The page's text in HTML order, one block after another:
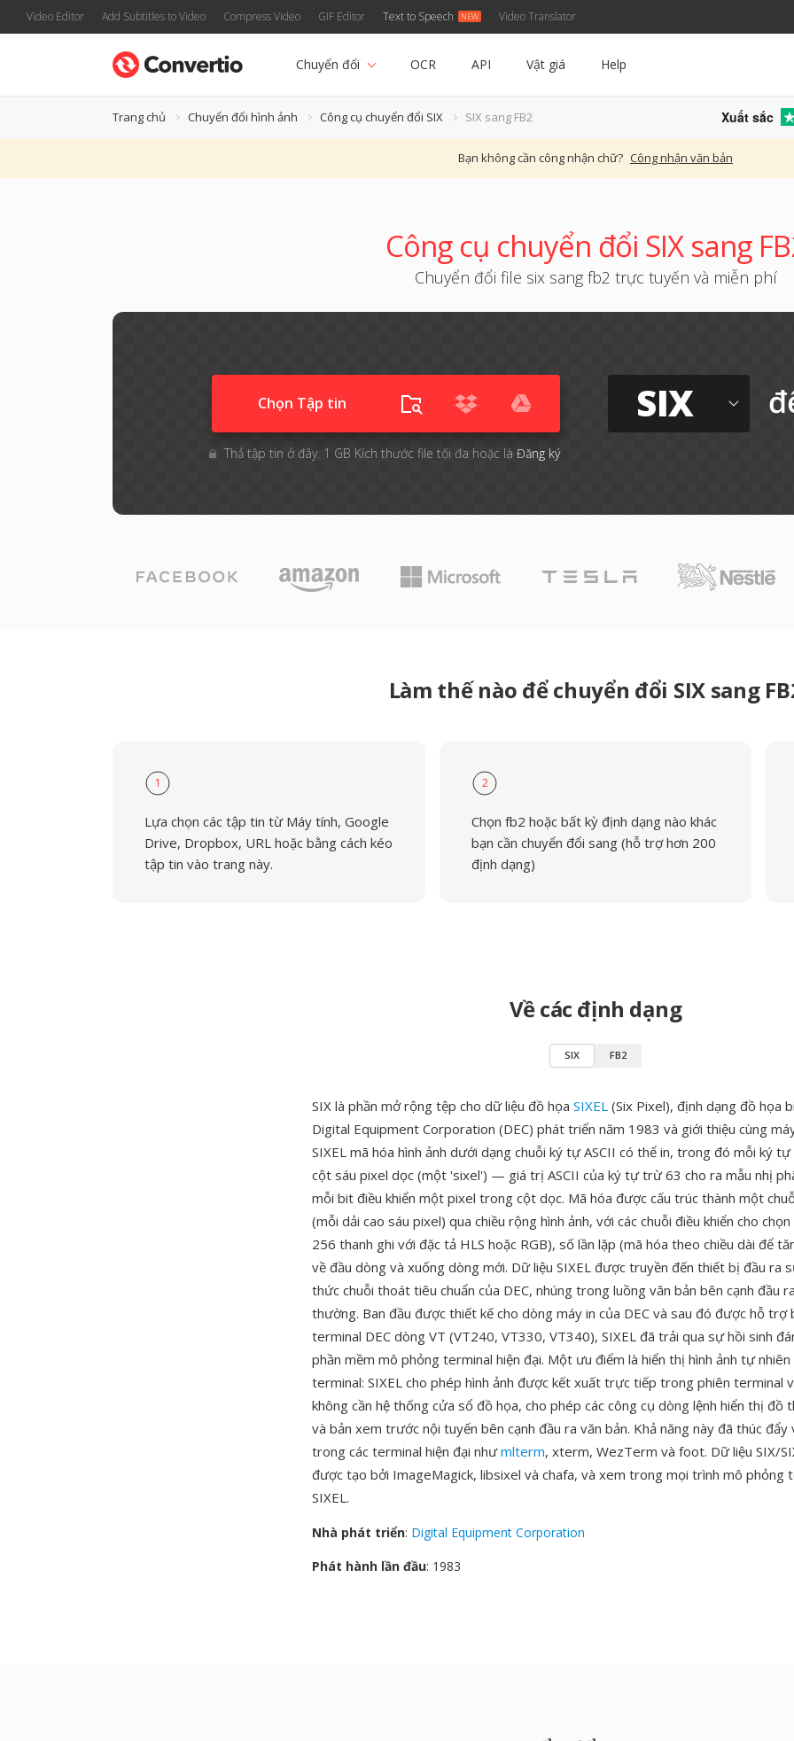
Video Editor Add Subtitles to Video Compress Video GIF Editor Text to Speech Video Translator
Chuyển đổi OCR API Vật giá Help
Trang chủ Chuyển đổi hình ảnh Công cụ chuyển đổi SIX SIX sang FB2 Xuất sắc
Bạn không cần công nhận chữ? Công nhận văn bản
Công cụ chuyển đổi SIX sang
Chuyển đổi file six sang fb2 trực tuyến và miễn phí
Chọn Tập tin
Thả tập tin ở đây. 1 GB Kích thước file tối đa hoặc là Đăng ký
SIX
Làm thế nào để chuyển đổi SIX sang
1
Lựa chọn các tập tin từ Máy tính, Google
Drive, Dropbox, URL hoặc bằng cách kéo
tập tin vào trang này.
2
Chọn fb2 hoặc bất kỳ định dạng nào khác
bạn cần chuyển đổi sang (hỗ trợ hơn 200
định dạng)
Về các định dạng
SIX FB2
SIX là phần mở rộng tệp cho dữ liệu đồ họa SIXEL (Six Pixel), định dạng đồ họa
Digital Equipment Corporation (DEC) phát triển năm 1983 và giới thiệu cùng
SIXEL mã hóa hình ảnh dưới dạng chuỗi ký tự ASCII có thể in, trong đó mỗi ký
cột sáu pixel dọc (một 'sixel') — giá trị ASCII của ký tự trừ 63 cho ra mẫu nhị
mỗi bit điều khiển một pixel trong cột dọc. Mã hóa được cấu trúc thành một
(mỗi dải cao sáu pixel) qua chiều rộng hình ảnh, với các chuỗi điều khiển cho
256 thanh ghi với đặc tả HLS hoặc RGB), số lần lặp (mã hóa theo chiều dài để
về đầu dòng và xuống dòng mới. Dữ liệu SIXEL được truyền đến thiết bị đầu ra
thức chuỗi thoát tiêu chuẩn của DEC, nhúng trong luồng văn bản bên cạnh đầu
thường. Ban đầu được thiết kế cho dòng máy in của DEC và sau đó được hỗ trợ
terminal DEC dòng VT (VT240, VT330, VT340), SIXEL đã trải qua sự hồi sinh
phần mềm mô phỏng terminal hiện đại. Một ưu điểm là hiển thị hình ảnh tự
terminal: SIXEL cho phép hình ảnh được kết xuất trực tiếp trong phiên terminal
không cần hệ thống cửa sổ đồ họa, cho phép các công cụ dòng lệnh hiển thị đồ
và bản xem trước nội tuyến bên cạnh đầu ra văn bản. Khả năng này đã thúc đẩy
trong các terminal hiện đại nhưmlterm, xterm, WezTerm và foot. Dữ liệu SIX/
được tạo bởi ImageMagick, libsixel và chafa, và xem trong mọi trình mô phỏng
SIXEL.
Nhà phát triển: Digital Equipment Corporation
Phát hành lần đầu: 1983